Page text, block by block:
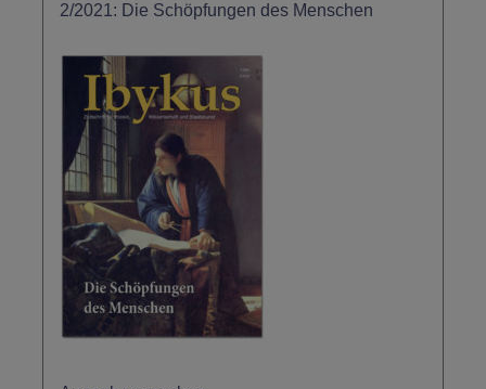
2/2021: Die Schöpfungen des Menschen